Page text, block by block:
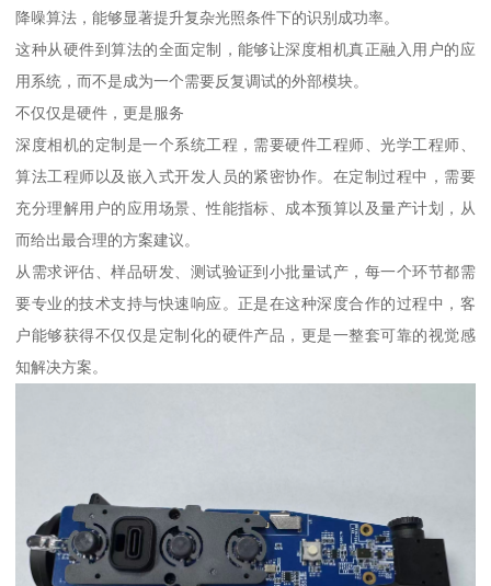
降噪算法，能够显著提升复杂光照条件下的识别成功率。
这种从硬件到算法的全面定制，能够让深度相机真正融入用户的应
用系统，而不是成为一个需要反复调试的外部模块。
不仅仅是硬件，更是服务
深度相机的定制是一个系统工程，需要硬件工程师、光学工程师、
算法工程师以及嵌入式开发人员的紧密协作。在定制过程中，需要
充分理解用户的应用场景、性能指标、成本预算以及量产计划，从
而给出最合理的方案建议。
从需求评估、样品研发、测试验证到小批量试产，每一个环节都需
要专业的技术支持与快速响应。正是在这种深度合作的过程中，客
户能够获得不仅仅是定制化的硬件产品，更是一整套可靠的视觉感
知解决方案。